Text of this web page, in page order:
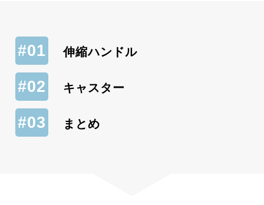
伸縮ハンドル
キャスター
まとめ